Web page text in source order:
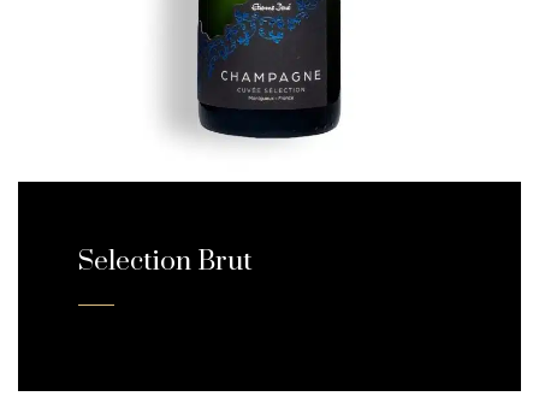
Selection Brut